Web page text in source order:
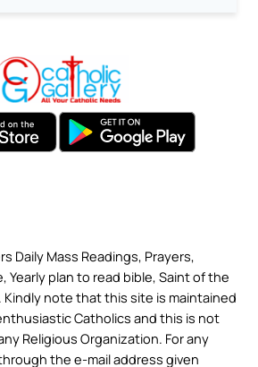
Daily Mass Readings, Prayers,
Yearly plan to read bible, Saint of the
Kindly note that this site is maintained
Catholics and this is not
Religious Organization. For any
the e-mail address given